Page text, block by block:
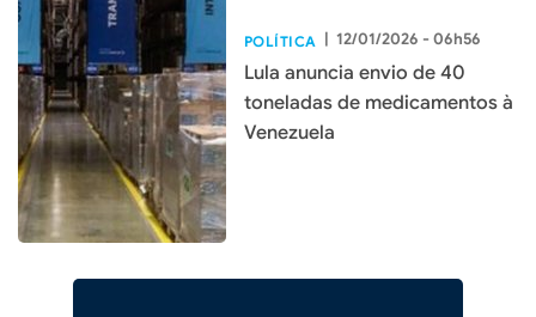
POLÍTICA | 12/01/2026 - 06h56
Lula anuncia envio de 40
toneladas de medicamentos à
Venezuela